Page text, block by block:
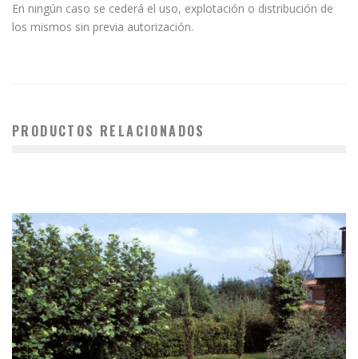
En ningún caso se cederá el uso, explotación o distribución de
los mismos sin previa autorización.
PRODUCTOS RELACIONADOS